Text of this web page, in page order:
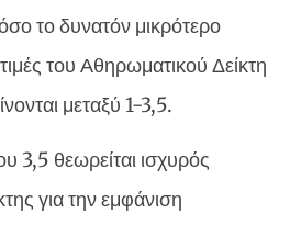
το δυνατόν μικρότερο
τιμές του Αθηρωματικού Δείκτη
μεταξύ 1-3,5.
3,5 θεωρείται ισχυρός
για την εμφάνιση